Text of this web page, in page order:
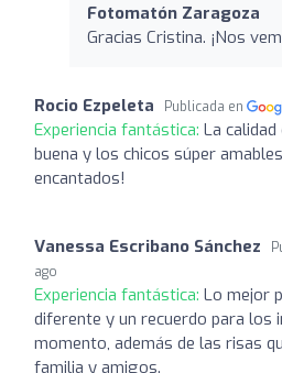
Fotomatón Zaragoza
Gracias Cristina. ¡Nos
Rocio Ezpeleta Publicada en
Experiencia fantástica: La
buena y los chicos súper
encantados!
Vanessa Escribano Sánchez
ago
Experiencia fantástica: Lo mejor
diferente y un recuerdo para los
momento, además de las risas
familia y amigos.